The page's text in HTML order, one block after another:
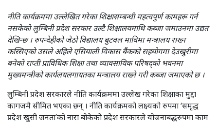
नीति कार्यक्रममा उल्लेखित गरेका शिक्षासम्बन्धी महत्वपुर्ण कामहरू गर्न
नसकेको लुम्बिनी प्रदेश सरकार उल्टै शिक्षालयमाथि कब्जा जमाउनमा उद्यत
देखिन्छ । रुपन्देहीको जेठो विद्यालय बुटवल माविमा मन्त्रालय राख्न
कस्सिएको उसले अहिले एसियाली विकास बैंकको सहयोगमा देउखुरीमा
बनेको राप्ती प्राविधिक शिक्षा तथा व्यावसायिक परिषद्को भवनमा
मुख्यमन्त्रीको कार्यलयलगायतका मन्त्रालय राख्ने गरी कब्जा जमाएको छ ।
लुम्बिनी प्रदेश सरकारले नीति कार्यक्रममा उल्लेख गरेका शिक्षाका मुद्दा
कागजमै सीमित भएका छन् । नीति कार्यक्रमको लक्ष्यको रुपमा ‘समृद्ध
प्रदेश खुसी जनता’को नारा बोकेको प्रदेश सरकारले योजनाबद्धरुपमा काम